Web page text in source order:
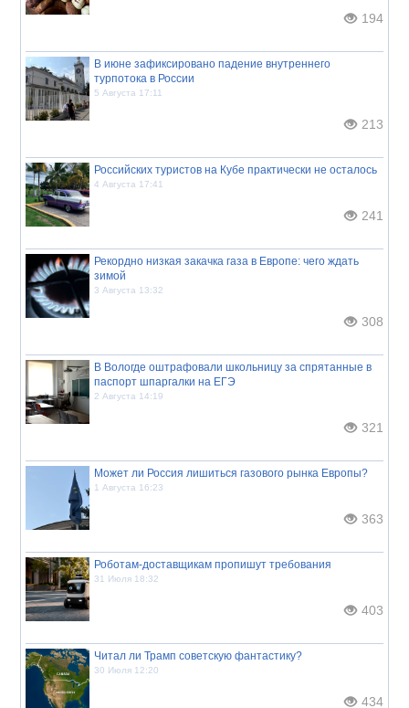
194
В июне зафиксировано падение внутреннего
турпотока в России
5 Августа 17:11
213
Российских туристов на Кубе практически не осталось
4 Августа 17:41
241
Рекордно низкая закачка газа в Европе: чего ждать
зимой
3 Августа 13:32
308
В Вологде оштрафовали школьницу за спрятанные в
паспорт шпаргалки на ЕГЭ
2 Августа 14:19
321
Может ли Россия лишиться газового рынка Европы?
1 Августа 16:23
363
Роботам-доставщикам пропишут требования
31 Июля 18:32
403
Читал ли Трамп советскую фантастику?
30 Июля 12:20
434